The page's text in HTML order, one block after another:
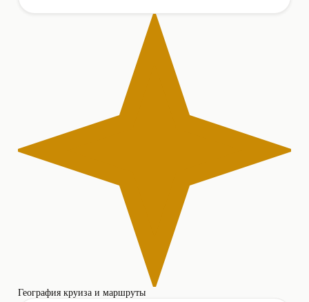
География круиза и маршруты